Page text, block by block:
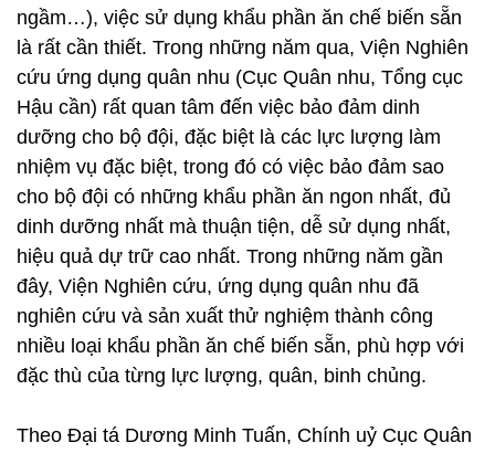
ngầm…), việc sử dụng khẩu phần ăn chế biến sẵn
là rất cần thiết. Trong những năm qua, Viện Nghiên
cứu ứng dụng quân nhu (Cục Quân nhu, Tổng cục
Hậu cần) rất quan tâm đến việc bảo đảm dinh
dưỡng cho bộ đội, đặc biệt là các lực lượng làm
nhiệm vụ đặc biệt, trong đó có việc bảo đảm sao
cho bộ đội có những khẩu phần ăn ngon nhất, đủ
dinh dưỡng nhất mà thuận tiện, dễ sử dụng nhất,
hiệu quả dự trữ cao nhất. Trong những năm gần
đây, Viện Nghiên cứu, ứng dụng quân nhu đã
nghiên cứu và sản xuất thử nghiệm thành công
nhiều loại khẩu phần ăn chế biến sẵn, phù hợp với
đặc thù của từng lực lượng, quân, binh chủng.
Theo Đại tá Dương Minh Tuấn, Chính uỷ Cục Quân